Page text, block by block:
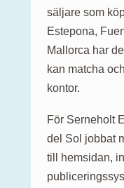
säljare som
Estepona,
Mallorca har
kan matcha
kontor.
För Serneholt
del Sol jobbat
till hemsidan,